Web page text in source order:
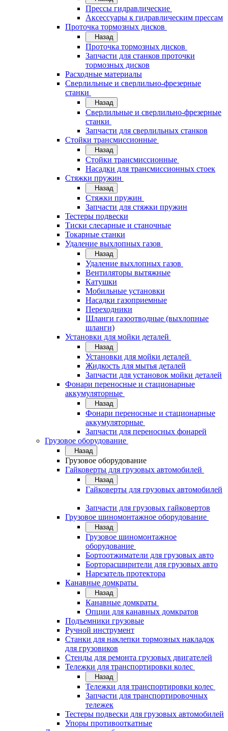
Прессы гидравлические
Аксессуары к гидравлическим прессам
Проточка тормозных дисков
Назад
Проточка тормозных дисков
Запчасти для станков проточки
тормозных дисков
Расходные материалы
Сверлильные и сверлильно-фрезерные
станки
Назад
Сверлильные и сверлильно-фрезерные
станки
Запчасти для сверлильных станков
Стойки трансмиссионные
Назад
Стойки трансмиссионные
Насадки для трансмиссионных стоек
Стяжки пружин
Назад
Стяжки пружин
Запчасти для стяжки пружин
Тестеры подвески
Тиски слесарные и станочные
Токарные станки
Удаление выхлопных газов
Назад
Удаление выхлопных газов
Вентиляторы вытяжные
Катушки
Мобильные установки
Насадки газоприемные
Переходники
Шланги газоотводные (выхлопные
шланги)
Установки для мойки деталей
Назад
Установки для мойки деталей
Жидкость для мытья деталей
Запчасти для установок мойки деталей
Фонари переносные и стационарные
аккумуляторные
Назад
Фонари переносные и стационарные
аккумуляторные
Запчасти для переносных фонарей
Грузовое оборудование
Назад
Грузовое оборудование
Гайковерты для грузовых автомобилей
Назад
Гайковерты для грузовых автомобилей
Запчасти для грузовых гайковертов
Грузовое шиномонтажное оборудование
Назад
Грузовое шиномонтажное
оборудование
Бортоотжиматели для грузовых авто
Борторасширители для грузовых авто
Нарезатель протектора
Канавные домкраты
Назад
Канавные домкраты
Опции для канавных домкратов
Подъемники грузовые
Ручной инструмент
Станки для наклепки тормозных накладок
для грузовиков
Стенды для ремонта грузовых двигателей
Тележки для транспортировки колес
Назад
Тележки для транспортировки колес
Запчасти для транспортировочных
тележек
Тестеры подвески для грузовых автомобилей
Упоры противооткатные